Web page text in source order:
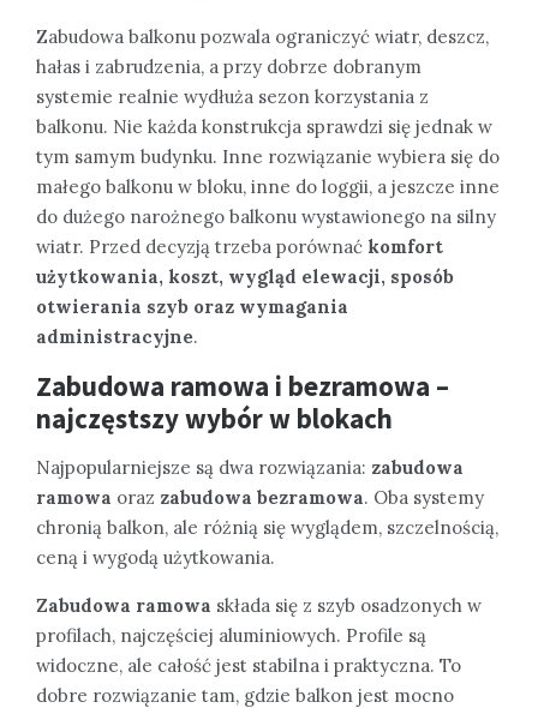
Zabudowa balkonu pozwala ograniczyć wiatr, deszcz,
hałas i zabrudzenia, a przy dobrze dobranym
systemie realnie wydłuża sezon korzystania z
balkonu. Nie każda konstrukcja sprawdzi się jednak w
tym samym budynku. Inne rozwiązanie wybiera się do
małego balkonu w bloku, inne do loggii, a jeszcze inne
do dużego narożnego balkonu wystawionego na silny
wiatr. Przed decyzją trzeba porównać komfort
użytkowania, koszt, wygląd elewacji, sposób
otwierania szyb oraz wymagania
administracyjne.
Zabudowa ramowa i bezramowa –
najczęstszy wybór w blokach
Najpopularniejsze są dwa rozwiązania: zabudowa
ramowa oraz zabudowa bezramowa. Oba systemy
chronią balkon, ale różnią się wyglądem, szczelnością,
ceną i wygodą użytkowania.
Zabudowa ramowa składa się z szyb osadzonych w
profilach, najczęściej aluminiowych. Profile są
widoczne, ale całość jest stabilna i praktyczna. To
dobre rozwiązanie tam, gdzie balkon jest mocno